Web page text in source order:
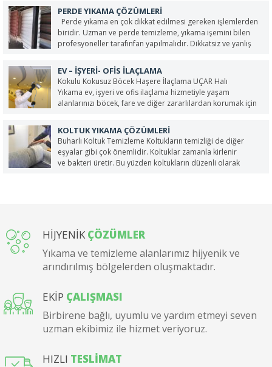
olan saçaklarını dikkatli ve özenli bir şekilde onararak ilk
günkü...
PERDE YIKAMA ÇÖZÜMLERI
Perde yıkama en çok dikkat edilmesi gereken işlemlerden
biridir. Uzman ve perde temizleme, yıkama işemini bilen
profesyoneller tarafınfan yapılmalıdır. Dikkatsiz ve yanlış
bir daha kullanılamz hale gelebilir. Stor, Zebra ve normal
perdelerinizi son...
EV – İŞYERI- OFIS İLAÇLAMA
Kokulu Kokusuz Böcek Haşere İlaçlama UÇAR Halı
Yıkama ev, işyeri ve ofis ilaçlama hizmetiyle yaşam
alanlarınızı böcek, fare ve diğer zararlılardan korumak için
kalitesi açısından oldukça önemli bir konudur. Ev ve
işyerlerindeki...
KOLTUK YIKAMA ÇÖZÜMLERI
Buharlı Koltuk Temizleme Koltukların temizliği de diğer
eşyalar gibi çok önemlidir. Koltuklar zamanla kirlenir
ve bakteri üretir. Bu yüzden koltukların düzenli olarak
HİJYENİKÇÖZÜMLER
Yıkama ve temizleme alanlarımız hijyenik ve
arındırılmış bölgelerden oluşmaktadır.
EKİP ÇALIŞMASI
Birbirene bağlı, uyumlu ve yardım etmeyi seven
uzman ekibimiz ile hizmet veriyoruz.
HIZLI TESLİMAT